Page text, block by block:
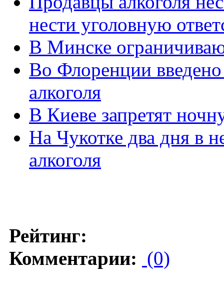
нести уголовную
В Минске
Во Флоренции
алкоголя
В Киеве запретят
На Чукотке два дня в
алкоголя
Рейтинг:
Комментарии: (0)